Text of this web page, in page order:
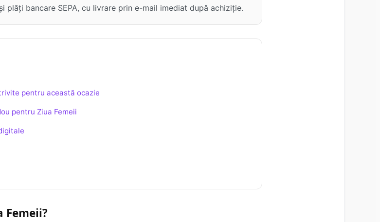
plăți bancare SEPA, cu livrare prin e-mail imediat după achiziție.
pentru această ocazie
pentru Ziua Femeii
Femeii?